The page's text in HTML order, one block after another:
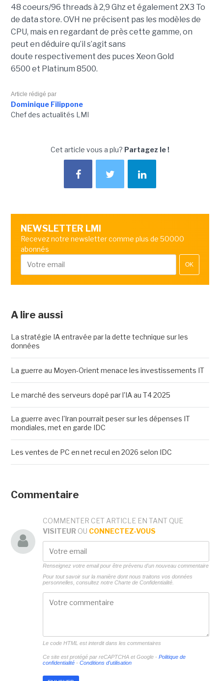
48 coeurs/96 threads à 2,9 Ghz et également 2X3 To
de data store. OVH ne précisent pas les modèles de
CPU, mais en regardant de près cette gamme, on
peut en déduire qu’il s’agit sans
doute respectivement des puces Xeon Gold
6500 et Platinum 8500.
Article rédigé par
Dominique Filippone
Chef des actualités LMI
Cet article vous a plu? Partagez le !
NEWSLETTER LMI
Recevez notre newsletter comme plus de 50000
abonnés
OK
A lire aussi
La stratégie IA entravée par la dette technique sur les
données
La guerre au Moyen-Orient menace les investissements IT
Le marché des serveurs dopé par l'IA au T4 2025
La guerre avec l'Iran pourrait peser sur les dépenses IT
mondiales, met en garde IDC
Les ventes de PC en net recul en 2026 selon IDC
Commentaire
COMMENTER CET ARTICLE EN TANT QUE
VISITEUR OU CONNECTEZ-VOUS
Renseignez votre email pour être prévenu d'un nouveau commentaire
Pour tout savoir sur la manière dont nous traitons vos données
personnelles, consultez notre Charte de Confidentialité.
Le code HTML est interdit dans les commentaires
Ce site est protégé par reCAPTCHA et Google - Politique de
confidentialité- Conditions d'utilisation